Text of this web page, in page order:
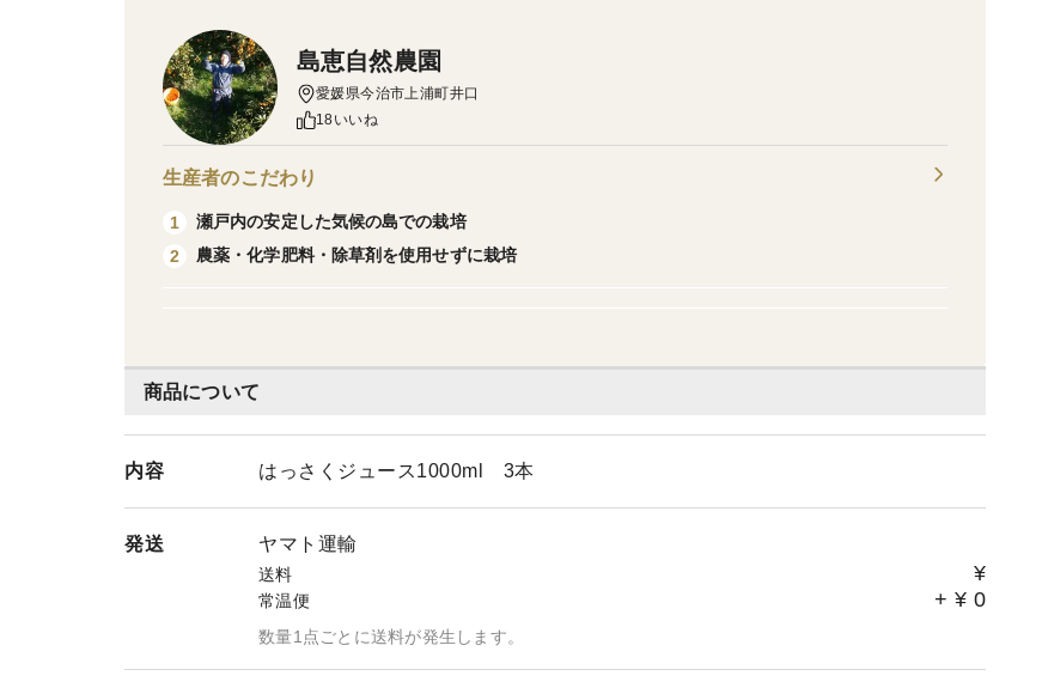
商品について
内容 はっさくジュース1000ml 3本
発送 ヤマト運輸
送料 ¥
常温便 + ¥ 0
数量1点ごとに送料が発生します。
島恵自然農園
愛媛県今治市上浦町井口
18いいね
生産者のこだわり
1
瀬戸内の安定した気候の島での栽培
2
農薬・化学肥料・除草剤を使用せずに栽培